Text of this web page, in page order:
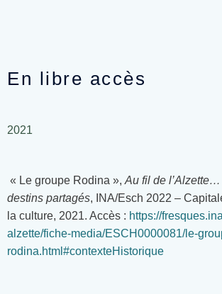
En libre accès
2021
« Le groupe Rodina », Au fil de
destins partagés, INA/Esch 2022 –
la culture, 2021. Accès : https://
alzette/fiche-media/ESCH0000081/le-
rodina.html#contexteHistorique